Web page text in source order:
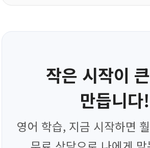
작은 시작이
만듭니다
영어 학습, 지금 시작하면